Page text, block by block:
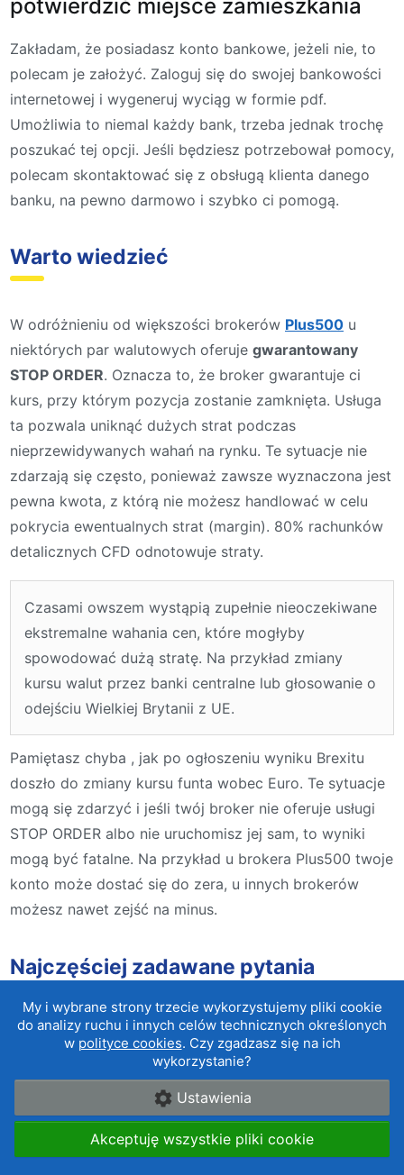
potwierdzić miejsce zamieszkania
Zakładam, że posiadasz konto bankowe, jeżeli nie, to
polecam je założyć. Zaloguj się do swojej bankowości
internetowej i wygeneruj wyciąg w formie pdf.
Umożliwia to niemal każdy bank, trzeba jednak trochę
poszukać tej opcji. Jeśli będziesz potrzebował pomocy,
polecam skontaktować się z obsługą klienta danego
banku, na pewno darmowo i szybko ci pomogą.
Warto wiedzieć
W odróżnieniu od większości brokerów Plus500 u
niektórych par walutowych oferuje gwarantowany
STOP ORDER. Oznacza to, że broker gwarantuje ci
kurs, przy którym pozycja zostanie zamknięta. Usługa
ta pozwala uniknąć dużych strat podczas
nieprzewidywanych wahań na rynku. Te sytuacje nie
zdarzają się często, ponieważ zawsze wyznaczona jest
pewna kwota, z którą nie możesz handlować w celu
pokrycia ewentualnych strat (margin). 80% rachunków
detalicznych CFD odnotowuje straty.
Czasami owszem wystąpią zupełnie nieoczekiwane
ekstremalne wahania cen, które mogłyby
spowodować dużą stratę. Na przykład zmiany
kursu walut przez banki centralne lub głosowanie o
odejściu Wielkiej Brytanii z UE.
Pamiętasz chyba , jak po ogłoszeniu wyniku Brexitu
doszło do zmiany kursu funta wobec Euro. Te sytuacje
mogą się zdarzyć i jeśli twój broker nie oferuje usługi
STOP ORDER albo nie uruchomisz jej sam, to wyniki
mogą być fatalne. Na przykład u brokera Plus500 twoje
konto może dostać się do zera, u innych brokerów
możesz nawet zejść na minus.
Najczęściej zadawane pytania
dotyczące Plus500
Czy można się zadłużyć?
Jakie są opinie traderów o Plus500?
Z jakiego powodu moje konto może
My i wybrane strony trzecie wykorzystujemy pliki cookie
do analizy ruchu i innych celów technicznych określonych
w polityce cookies. Czy zgadzasz się na ich
wykorzystanie?
Ustawienia
Akceptuję wszystkie pliki cookie